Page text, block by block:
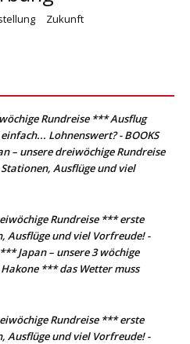
Zukunft
Rundreise *** Ausflug
Lohnenswert? - BOOKS
– unsere dreiwöchige Rundreise
Ausflüge und viel
Rundreise *** erste
Ausflüge und viel Vorfreude! -
Japan – unsere 3 wöchige
*** das Wetter muss
Rundreise *** erste
Ausflüge und viel Vorfreude! -